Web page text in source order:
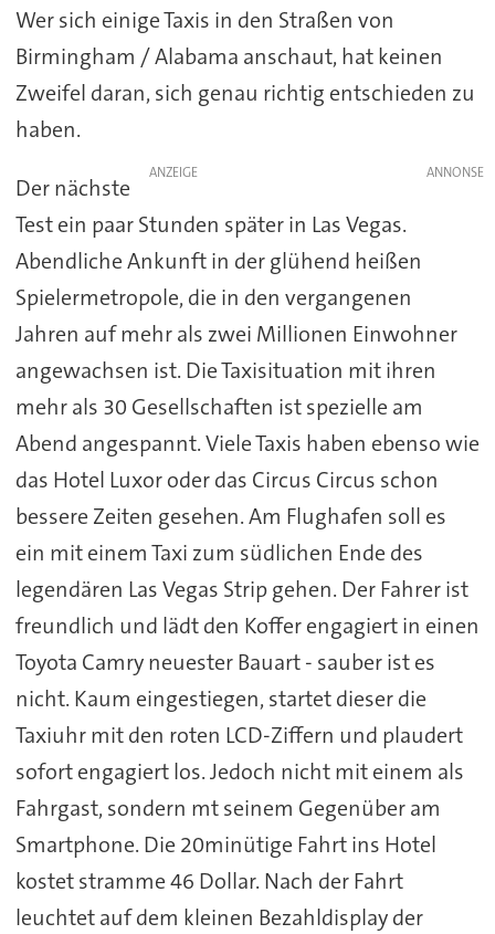
Wer sich einige Taxis in den Straßen von
Birmingham / Alabama anschaut, hat keinen
Zweifel daran, sich genau richtig entschieden zu
haben.
ANZEIGE
Der nächste
Test ein paar Stunden später in Las Vegas.
Abendliche Ankunft in der glühend heißen
Spielermetropole, die in den vergangenen
Jahren auf mehr als zwei Millionen Einwohner
angewachsen ist. Die Taxisituation mit ihren
mehr als 30 Gesellschaften ist spezielle am
Abend angespannt. Viele Taxis haben ebenso wie
das Hotel Luxor oder das Circus Circus schon
bessere Zeiten gesehen. Am Flughafen soll es
ein mit einem Taxi zum südlichen Ende des
legendären Las Vegas Strip gehen. Der Fahrer ist
freundlich und lädt den Koffer engagiert in einen
Toyota Camry neuester Bauart - sauber ist es
nicht. Kaum eingestiegen, startet dieser die
Taxiuhr mit den roten LCD-Ziffern und plaudert
sofort engagiert los. Jedoch nicht mit einem als
Fahrgast, sondern mt seinem Gegenüber am
Smartphone. Die 20minütige Fahrt ins Hotel
kostet stramme 46 Dollar. Nach der Fahrt
leuchtet auf dem kleinen Bezahldisplay der